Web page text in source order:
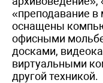
«преподавание
оснащены
офисными
досками,
виртуальными
другой техникой.